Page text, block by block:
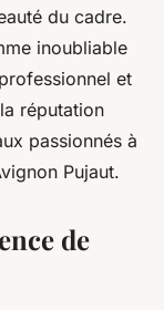
du cadre.
inoubliable
et
réputation
passionnés à
Pujaut.
de